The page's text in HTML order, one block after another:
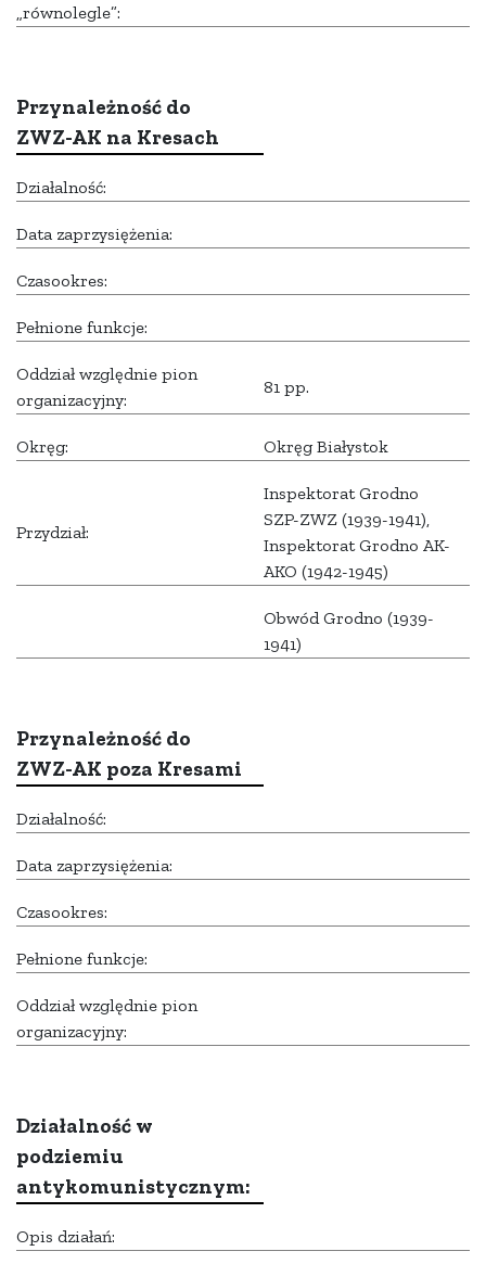
„równolegle”:
Przynależność do
ZWZ-AK na Kresach
Działalność:
Data zaprzysiężenia:
Czasookres:
Pełnione funkcje:
Oddział względnie pion
organizacyjny:
81 pp.
Okręg: Okręg Białystok
Przydział:
Inspektorat Grodno
SZP-ZWZ (1939-1941),
Inspektorat Grodno AK-
AKO (1942-1945)
Obwód Grodno (1939-
1941)
Przynależność do
ZWZ-AK poza Kresami
Działalność:
Data zaprzysiężenia:
Czasookres:
Pełnione funkcje:
Oddział względnie pion
organizacyjny:
Działalność w
podziemiu
antykomunistycznym:
Opis działań: